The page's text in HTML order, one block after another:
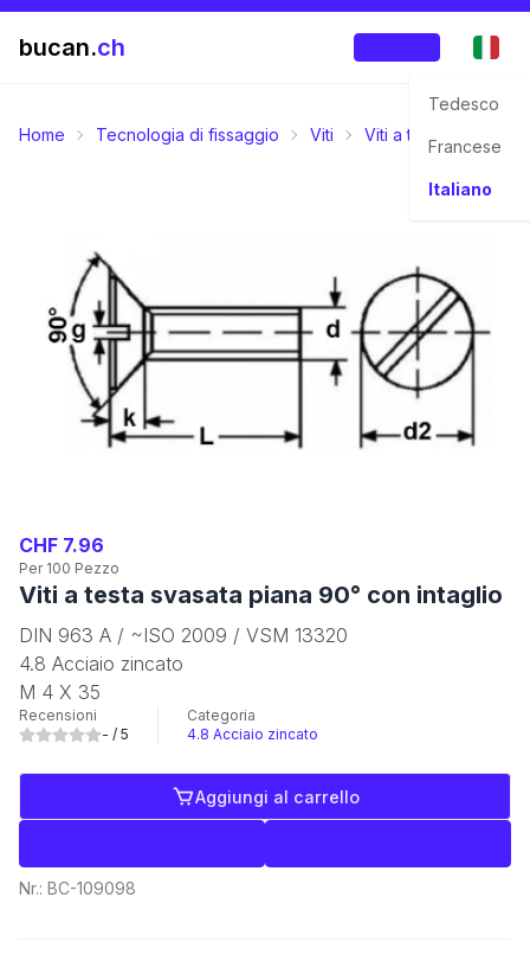
bucan.ch
Tedesco
Francese
Italiano
Home Tecnologia di fissaggio Viti Viti a testa svasata
CHF 7.96
Per 100 Pezzo
Viti a testa svasata piana 90° con intaglio
DIN 963 A / ~ISO 2009 / VSM 13320
4.8 Acciaio zincato
M 4 X 35
Recensioni
- / 5
Categoria
4.8 Acciaio zincato
Aggiungi al carrello
Nr.: BC-109098